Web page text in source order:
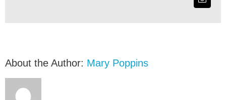
About the Author: Mary Poppins